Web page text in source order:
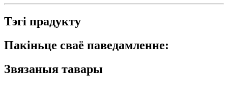
Тэгі прадукту
Пакіньце сваё паведамленне:
Звязаныя тавары